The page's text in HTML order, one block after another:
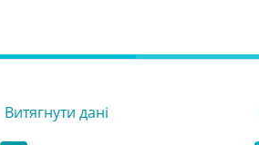
Витягнути дані